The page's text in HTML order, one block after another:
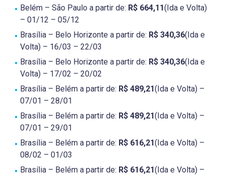
Belém – São Paulo a partir de: R$ 664,11(Ida e Volta)
– 01/12 – 05/12
Brasília – Belo Horizonte a partir de: R$ 340,36(Ida e
Volta) – 16/03 – 22/03
Brasília – Belo Horizonte a partir de: R$ 340,36(Ida e
Volta) – 17/02 – 20/02
Brasília – Belém a partir de: R$ 489,21(Ida e Volta) –
07/01 – 28/01
Brasília – Belém a partir de: R$ 489,21(Ida e Volta) –
07/01 – 29/01
Brasília – Belém a partir de: R$ 616,21(Ida e Volta) –
08/02 – 01/03
Brasília – Belém a partir de: R$ 616,21(Ida e Volta) –